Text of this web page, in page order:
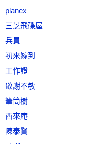
planex
三芝飛碟屋
兵員
初來嫁到
工作證
敬謝不敏
筆筒樹
西來庵
陳泰賢